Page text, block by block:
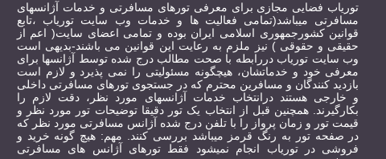
توریاب فضایی مجازی برای معرفی تورهای مسافرتی و خدمات آژانسهای
مسافرتی میباشد(تمامی فعالیت ها و خدمات وب سایت توریاب ،تابع
قوانین کشورجمهوری اسلامی ایران بوده و تمامی اعضای سایت( اعم از
حقیقی و حقوقی ) نیز ملزم به رعایت این قوانین می باشند-بدیهی است
وب سایت توریاب دررابطه با صحت مطالب درج شده توسط آژانسها برای
معرفی خود و خدماتشان، هیچگونه مسئولیتی را نمی پذیرد و لازم است
بازدید کنندگان و مسافرین محترم که در جستجوی تورهای مسافرتی داخلی
و خارجی هستند درانتخاب خدمات آژانسهای مورد نظر، دقت لازم را
بکارگیرند. همچنین قبل از انتخاب یک تور دقیقا توضیحات تور مورد نظر و
قیمت تور و زمان پرواز را با تلفن درج شده آژانس مسافرتی مورد نظر که
در صفحه تور به رنگ قرمز میباشد بررسی کنند. مهم: هیچ گونه خرید و
فروشی در توریاب انجام نمیشود فقط تورهای آژانس های مسافرتی